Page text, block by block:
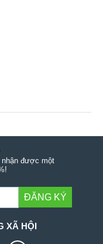
được một
ĐĂNG KÝ
XÃ HỘI